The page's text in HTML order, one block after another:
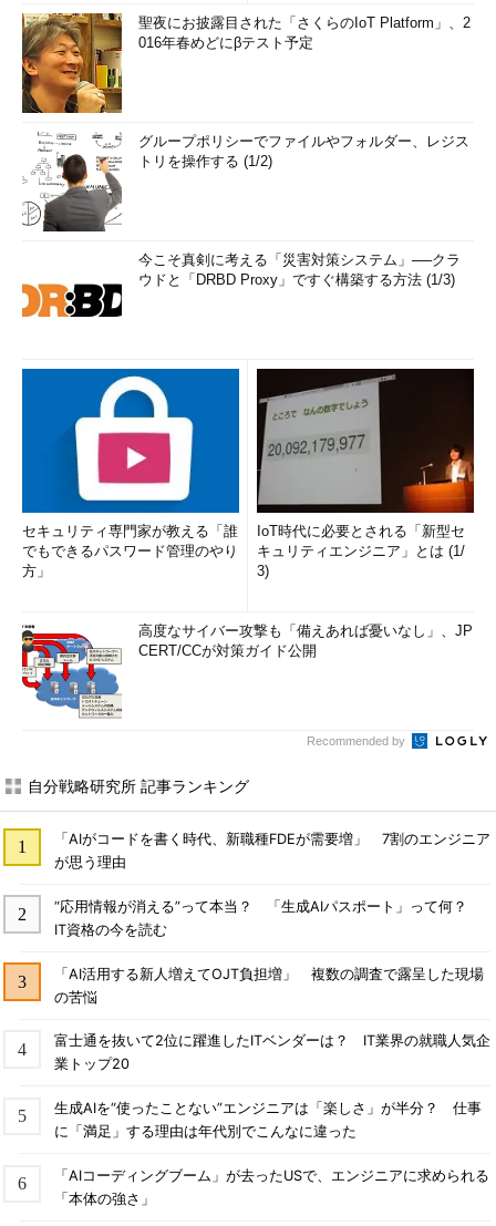
聖夜にお披露目された「さくらのIoT Platform」、2
016年春めどにβテスト予定
グループポリシーでファイルやフォルダー、レジス
トリを操作する (1/2)
今こそ真剣に考える「災害対策システム」──クラ
ウドと「DRBD Proxy」ですぐ構築する方法 (1/3)
セキュリティ専門家が教える「誰
でもできるパスワード管理のやり
方」
IoT時代に必要とされる「新型セ
キュリティエンジニア」とは (1/
3)
高度なサイバー攻撃も「備えあれば憂いなし」、JP
CERT/CCが対策ガイド公開
Recommended by
自分戦略研究所 記事ランキング
「AIがコードを書く時代、新職種FDEが需要増」 7割のエンジニア
が思う理由
“応用情報が消える”って本当？ 「生成AIパスポート」って何？
IT資格の今を読む
「AI活用する新人増えてOJT負担増」 複数の調査で露呈した現場
の苦悩
富士通を抜いて2位に躍進したITベンダーは？ IT業界の就職人気企
業トップ20
生成AIを“使ったことない”エンジニアは「楽しさ」が半分？ 仕事
に「満足」する理由は年代別でこんなに違った
「AIコーディングブーム」が去ったUSで、エンジニアに求められる
「本体の強さ」